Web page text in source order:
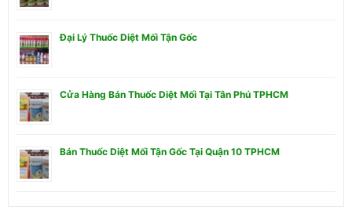
Đại Lý Thuốc Diệt Mối Tận Gốc
Cửa Hàng Bán Thuốc Diệt Mối Tại Tân Phú TPHCM
Bán Thuốc Diệt Mối Tận Gốc Tại Quận 10 TPHCM